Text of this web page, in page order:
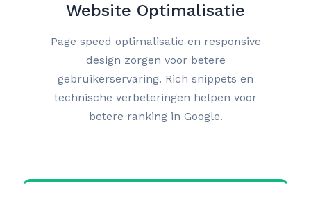
Website Optimalisatie
Page speed optimalisatie en responsive
design zorgen voor betere
gebruikerservaring. Rich snippets en
technische verbeteringen helpen voor
betere ranking in Google.